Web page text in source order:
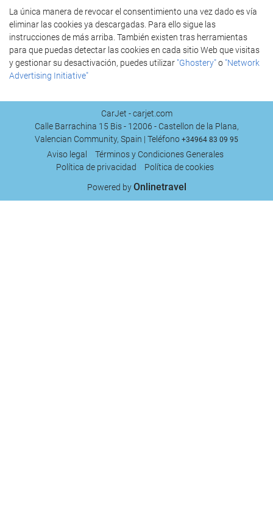
La única manera de revocar el consentimiento una vez dado es vía
eliminar las cookies ya descargadas. Para ello sigue las
instrucciones de más arriba. También existen tras herramientas
para que puedas detectar las cookies en cada sitio Web que visitas
y gestionar su desactivación, puedes utilizar "Ghostery"o "Network
Advertising Initiative"
CarJet - carjet.com
Calle Barrachina 15 Bis - 12006 - Castellon de la Plana,
Valencian Community, Spain | Teléfono +34964 83 09 95
Aviso legal
Términos y Condiciones Generales
Política de privacidad
Política de cookies
Powered byOnlinetravel